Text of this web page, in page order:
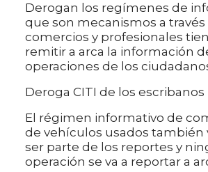
Derogan los regímenes de
que son mecanismos a través
comercios y profesionales
remitir a arca la información
operaciones de los
Deroga CITI de los escribanos
El régimen informativo de
de vehículos usados también
ser parte de los reportes y
operación se va a reportar a